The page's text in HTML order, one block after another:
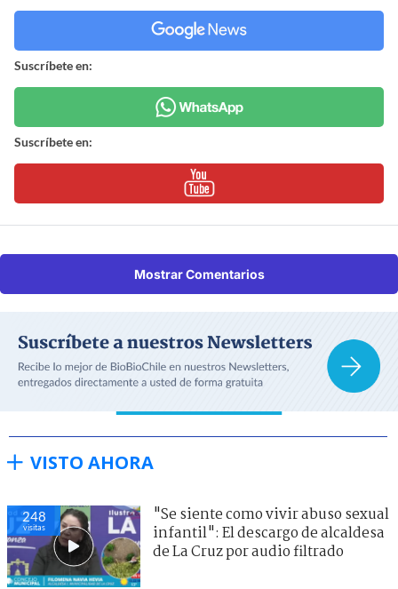
Suscríbete en:
Suscríbete en:
Mostrar Comentarios
VISTO AHORA
248
visitas
"Se siente como vivir abuso sexual
infantil": El descargo de alcaldesa
de La Cruz por audio filtrado